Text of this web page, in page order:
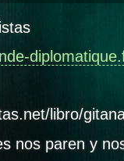
libro/
nos paren y